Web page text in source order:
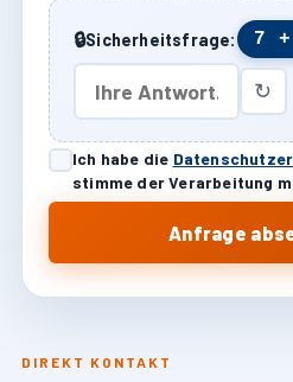
DIREKT KONTAKT
🔒Sicherheitsfrage: 7
↻
Ich habe die
stimme der Verarbeitung
Anfrage